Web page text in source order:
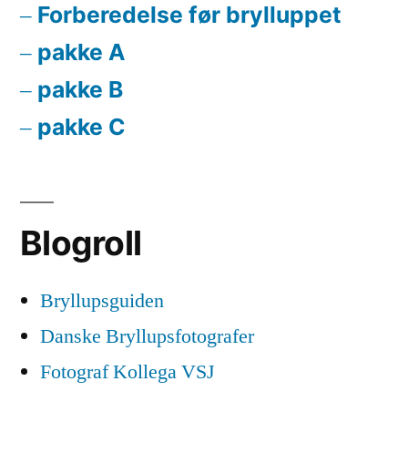
Forberedelse før brylluppet
pakke A
pakke B
pakke C
Blogroll
Bryllupsguiden
Danske Bryllupsfotografer
Fotograf Kollega VSJ